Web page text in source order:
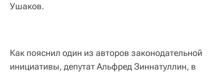
Ушаков.
Как пояснил один из авторов законодательной
инициативы, депутат Альфред Зиннатуллин, в